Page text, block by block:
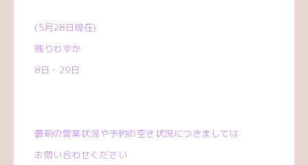
(5月28日現在)
残りわずか
8日・ 29日
最新の営業状況や予約の空き状況につきましては
お問い合わせください